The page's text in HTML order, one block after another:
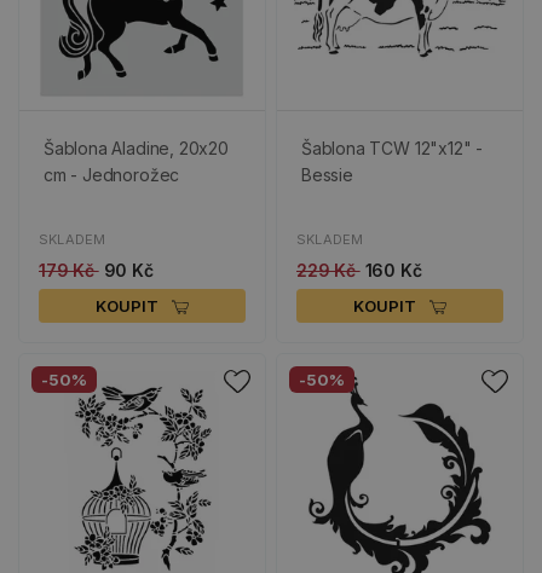
Šablona Aladine, 20x20
cm - Jednorožec
SKLADEM
179 Kč 90 Kč
KOUPIT
Šablona TCW 12"x12" -
Bessie
SKLADEM
229 Kč 160 Kč
KOUPIT
-50% -50%